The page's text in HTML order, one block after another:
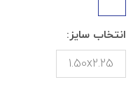
انتخاب سایز:
1.50x2.25